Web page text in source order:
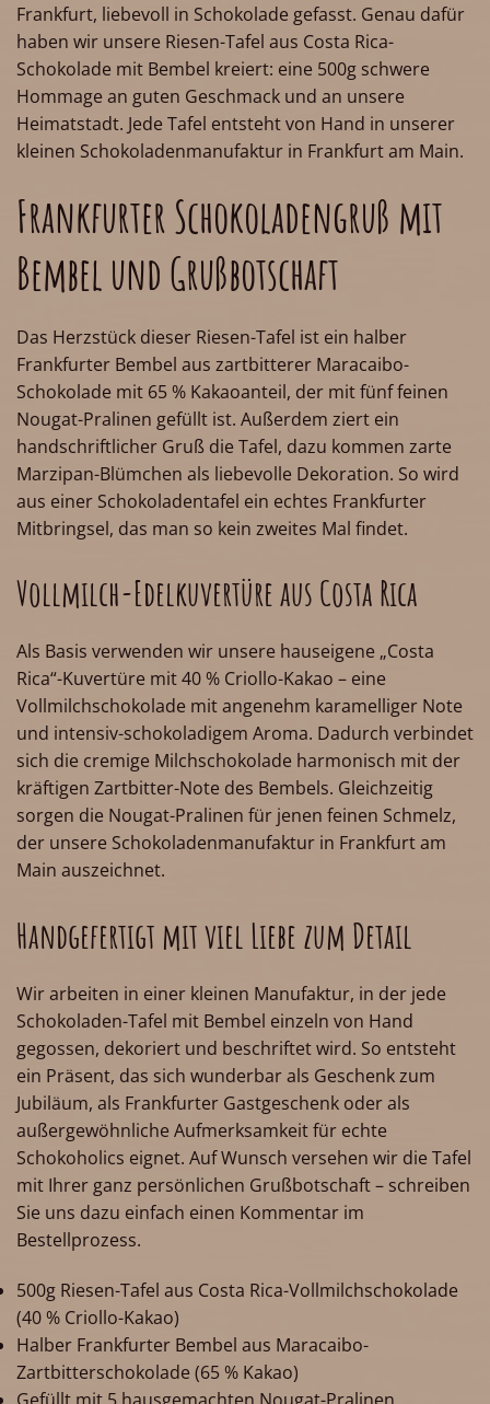
Frankfurt, liebevoll in Schokolade gefasst. Genau dafür
haben wir unsere Riesen-Tafel aus Costa Rica-
Schokolade mit Bembel kreiert: eine 500g schwere
Hommage an guten Geschmack und an unsere
Heimatstadt. Jede Tafel entsteht von Hand in unserer
kleinen Schokoladenmanufaktur in Frankfurt am Main.
Frankfurter Schokoladengruß mit
Bembel und Grußbotschaft
Das Herzstück dieser Riesen-Tafel ist ein halber
Frankfurter Bembel aus zartbitterer Maracaibo-
Schokolade mit 65 % Kakaoanteil, der mit fünf feinen
Nougat-Pralinen gefüllt ist. Außerdem ziert ein
handschriftlicher Gruß die Tafel, dazu kommen zarte
Marzipan-Blümchen als liebevolle Dekoration. So wird
aus einer Schokoladentafel ein echtes Frankfurter
Mitbringsel, das man so kein zweites Mal findet.
Vollmilch-Edelkuvertüre aus Costa Rica
Als Basis verwenden wir unsere hauseigene „Costa
Rica“-Kuvertüre mit 40 % Criollo-Kakao – eine
Vollmilchschokolade mit angenehm karamelliger Note
und intensiv-schokoladigem Aroma. Dadurch verbindet
sich die cremige Milchschokolade harmonisch mit der
kräftigen Zartbitter-Note des Bembels. Gleichzeitig
sorgen die Nougat-Pralinen für jenen feinen Schmelz,
der unsere Schokoladenmanufaktur in Frankfurt am
Main auszeichnet.
Handgefertigt mit viel Liebe zum Detail
Wir arbeiten in einer kleinen Manufaktur, in der jede
Schokoladen-Tafel mit Bembel einzeln von Hand
gegossen, dekoriert und beschriftet wird. So entsteht
ein Präsent, das sich wunderbar als Geschenk zum
Jubiläum, als Frankfurter Gastgeschenk oder als
außergewöhnliche Aufmerksamkeit für echte
Schokoholics eignet. Auf Wunsch versehen wir die Tafel
mit Ihrer ganz persönlichen Grußbotschaft – schreiben
Sie uns dazu einfach einen Kommentar im
Bestellprozess.
500g Riesen-Tafel aus Costa Rica-Vollmilchschokolade
(40 % Criollo-Kakao)
Halber Frankfurter Bembel aus Maracaibo-
Zartbitterschokolade (65 % Kakao)